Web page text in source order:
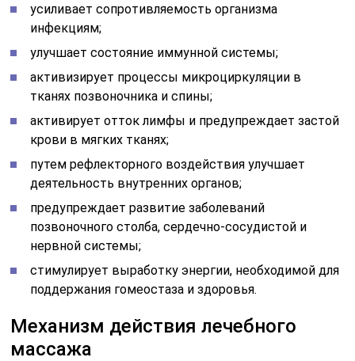
усиливает сопротивляемость организма
инфекциям;
улучшает состояние иммунной системы;
активизирует процессы микроциркуляции в
тканях позвоночника и спины;
активирует отток лимфы и предупреждает застой
крови в мягких тканях;
путем рефлекторного воздействия улучшает
деятельность внутренних органов;
предупреждает развитие заболеваний
позвоночного столба, сердечно-сосудистой и
нервной системы;
стимулирует выработку энергии, необходимой для
поддержания гомеостаза и здоровья.
Механизм действия лечебного
массажа